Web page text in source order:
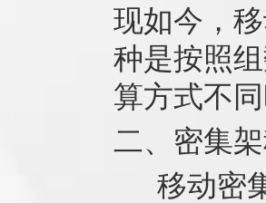
现如今，
种是按照
算方式不
二、密集
移动密集